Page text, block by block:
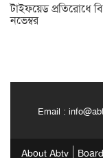
টাইফয়েড প্রতিরোধে
নভেম্বর
Email :
About Abtv